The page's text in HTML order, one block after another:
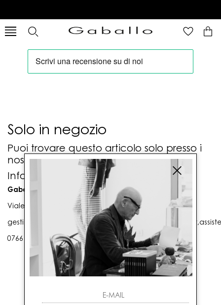
Solo in negozio
Puoi trovare questo articolo solo presso i
nostri punti vendita:
Info contatti
Gaballo Mario srl
Viale G. Matteotti n. 23 00053 Civitavecchia (RM)
0766 25656